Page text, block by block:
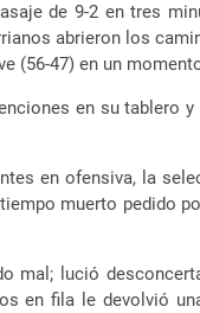
de 9-2 en tres
abrieron los
(56-47) en un
en su
en ofensiva, la
muerto pedido
mal; lució
en fila le devolvió